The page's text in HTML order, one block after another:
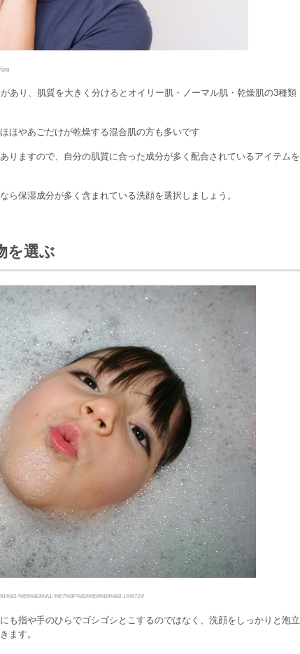
あり、肌質を大きく分けるとオイリー肌・ノーマル肌・乾燥肌の3種類
ほやあごだけが乾燥する混合肌の方も多いです
りますので、自分の肌質に合った成分が多く配合されているアイテムを
ら保湿成分が多く含まれている洗顔を選択しましょう。
を選ぶ
%E6%B3%A1-%E7%9F%B3%E9%B9%B8-1446724/
も指や手のひらでゴシゴシとこするのではなく、洗顔をしっかりと泡立
ます。